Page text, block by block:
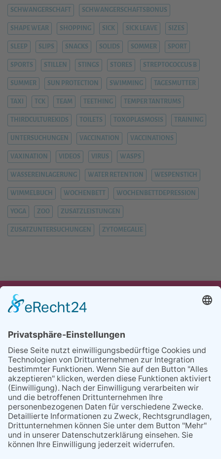
SCHWANGERSCHAFT SCHWANGERSCHAFTSBONUS
SHAPE WEAR SHOPPING SICK SICK LEAVE SIZES
SLEEP SLIPS SNACKS SOLIDS SOMMER SPORT
SPORTS STILLEN STINGS STORES STREPTOCOCCUS B
SUMMER SUN PROTECTION SWIMMING TAGESMUTTER
TAXI TCK TEAM TEETHING TEMPER TANTRUMS
THIRDCULTUREKIDS TOILETS TOXOPLASMOSIS TRAINING
UNTERSUCHUNGEN VACCINATION VACCINATIONS
VAXINATION VIDEOS VIRUS WASPS
WASSEREINLAGERUNG WATER RETENTION WESPENSTICH
WIMMELBUCH WOCHENBETT WOCHENBETTDEPRESSION
YOGA ZOO ZUSATZLEISTUNGEN
ZUSATZUNTERSUCHUNGEN ZYTOMEGALIE
UNSER ANGEBOT
PARTNER
REFERENZEN
BLOG
FAQ
KONTAKT
BESUCHEN
SIE
BESUCHEN
SIE